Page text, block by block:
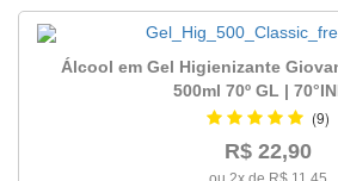
preço
Álcool em Gel Higienizante
500ml 70º GL |
(9)
R$ 22,90